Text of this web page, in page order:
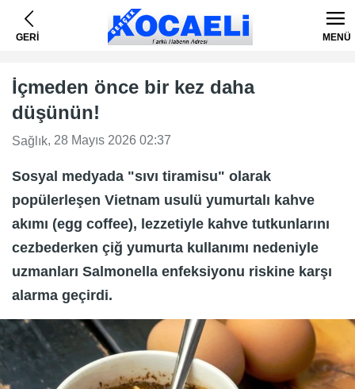
GERİ MENÜ
İçmeden önce bir kez daha
düşünün!
Sağlık, 28 Mayıs 2026 02:37
Sosyal medyada "sıvı tiramisu" olarak
popülerleşen Vietnam usulü yumurtalı kahve
akımı (egg coffee), lezzetiyle kahve tutkunlarını
cezbederken çiğ yumurta kullanımı nedeniyle
uzmanları Salmonella enfeksiyonu riskine karşı
alarma geçirdi.